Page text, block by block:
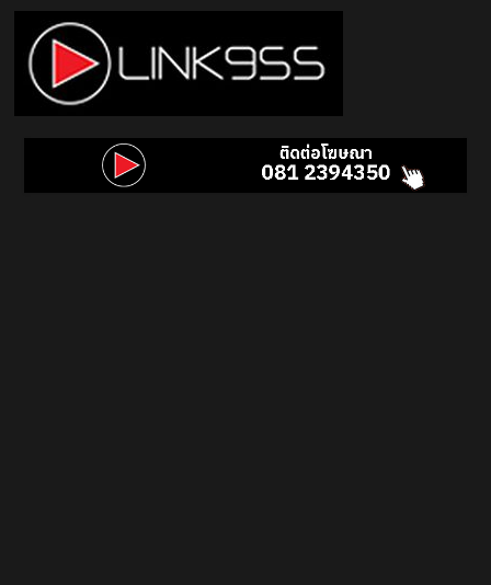
Skip
content
Link
95.5